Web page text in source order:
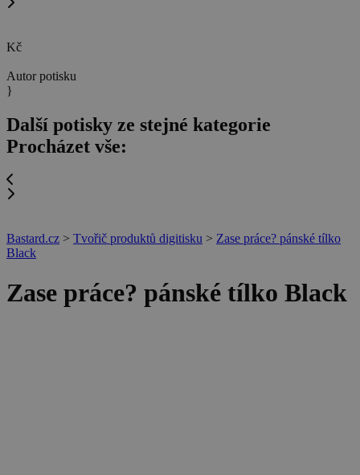
Kč
Autor potisku
}
Další potisky ze stejné kategorie
Procházet vše:
Bastard.cz > Tvořič produktů digitisku > Zase práce? pánské tílko
Black
Zase práce? pánské tílko Black